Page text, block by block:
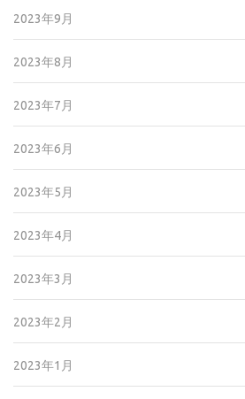
2023年9月
2023年8月
2023年7月
2023年6月
2023年5月
2023年4月
2023年3月
2023年2月
2023年1月